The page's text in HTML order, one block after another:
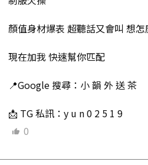
顏值身材爆表 超聽話又會叫 想
現在加我 快速幫你匹配
📍Google 搜尋：小 韻 外 送 茶
📩 TG 私訊：y u n 0 2 5 1 9
0